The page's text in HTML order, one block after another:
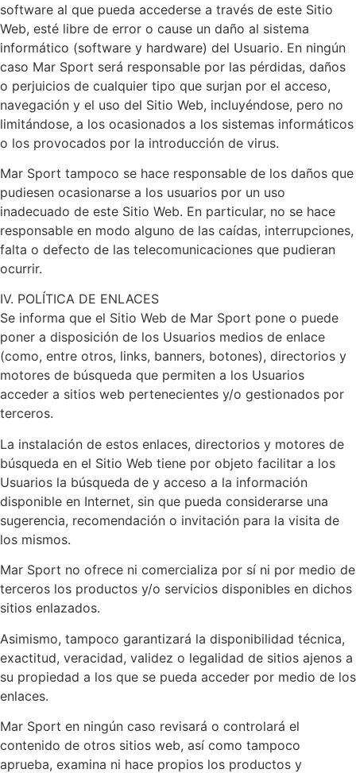
software al que pueda accederse a través de este Sitio
Web, esté libre de error o cause un daño al sistema
informático (software y hardware) del Usuario. En ningún
caso Mar Sport será responsable por las pérdidas, daños
o perjuicios de cualquier tipo que surjan por el acceso,
navegación y el uso del Sitio Web, incluyéndose, pero no
limitándose, a los ocasionados a los sistemas informáticos
o los provocados por la introducción de virus.
Mar Sport tampoco se hace responsable de los daños que
pudiesen ocasionarse a los usuarios por un uso
inadecuado de este Sitio Web. En particular, no se hace
responsable en modo alguno de las caídas, interrupciones,
falta o defecto de las telecomunicaciones que pudieran
ocurrir.
IV. POLÍTICA DE ENLACES
Se informa que el Sitio Web de Mar Sport pone o puede
poner a disposición de los Usuarios medios de enlace
(como, entre otros, links, banners, botones), directorios y
motores de búsqueda que permiten a los Usuarios
acceder a sitios web pertenecientes y/o gestionados por
terceros.
La instalación de estos enlaces, directorios y motores de
búsqueda en el Sitio Web tiene por objeto facilitar a los
Usuarios la búsqueda de y acceso a la información
disponible en Internet, sin que pueda considerarse una
sugerencia, recomendación o invitación para la visita de
los mismos.
Mar Sport no ofrece ni comercializa por sí ni por medio de
terceros los productos y/o servicios disponibles en dichos
sitios enlazados.
Asimismo, tampoco garantizará la disponibilidad técnica,
exactitud, veracidad, validez o legalidad de sitios ajenos a
su propiedad a los que se pueda acceder por medio de los
enlaces.
Mar Sport en ningún caso revisará o controlará el
contenido de otros sitios web, así como tampoco
aprueba, examina ni hace propios los productos y